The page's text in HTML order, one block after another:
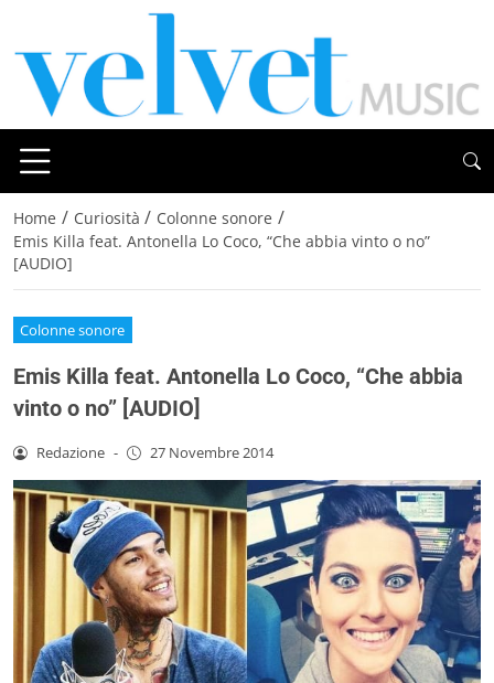
Home / Curiosità / Colonne sonore /
Emis Killa feat. Antonella Lo Coco, “Che abbia vinto o no”
[AUDIO]
Colonne sonore
Emis Killa feat. Antonella Lo Coco, “Che abbia
vinto o no” [AUDIO]
Redazione - 27 Novembre 2014